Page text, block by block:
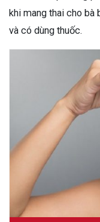
khi mang thai cho bà
và có dùng thuốc.